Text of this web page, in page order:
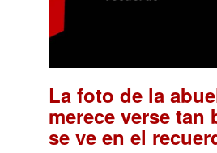
La foto de la
merece verse tan
se ve en el